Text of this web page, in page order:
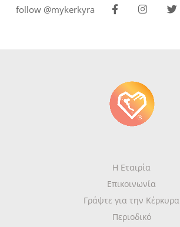
follow @mykerkyra
Η Εταιρία
Επικοινωνία
Γράψτε για την Κέρκυρα
Περιοδικό